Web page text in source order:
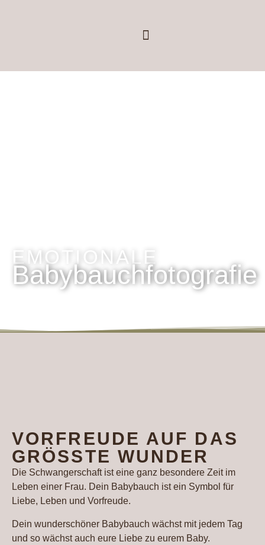
EMOTIONALE
Babybauchfotografie
VORFREUDE AUF DAS
GRÖSSTE WUNDER
Die Schwangerschaft ist eine ganz besondere Zeit im
Leben einer Frau. Dein Babybauch ist ein Symbol für
Liebe, Leben und Vorfreude.
Dein wunderschöner Babybauch wächst mit jedem Tag
und so wächst auch eure Liebe zu eurem Baby.